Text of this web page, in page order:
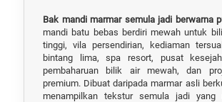
Bak mandi marmar semula jadi berwarna
mandi batu bebas berdiri mewah untuk
tinggi, vila persendirian, kediaman
bintang lima, spa resort, pusat
pembaharuan bilik air mewah, dan
premium. Dibuat daripada marmar asli
menampilkan tekstur semula jadi yang